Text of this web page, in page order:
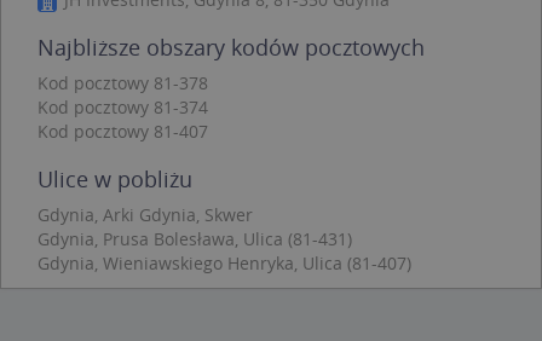
Najbliższe obszary kodów pocztowych
Kod pocztowy 81-378
Kod pocztowy 81-374
Kod pocztowy 81-407
Ulice w pobliżu
Gdynia, Arki Gdynia, Skwer
Gdynia, Prusa Bolesława, Ulica (81-431)
Gdynia, Wieniawskiego Henryka, Ulica (81-407)
Niezbędne Wydajność
Targetowanie
Funkcjonalność
Niesklasyfikowane
Niezbędne pliki cookie umożliwiają korzystanie z
podstawowych funkcji strony internetowej, takich
jak logowanie użytkownika i zarządzanie kontem.
Bez niezbędnych plików cookie nie można
Nazwa
APPSESSID .targeo.pl
CookieScriptConsent
CookieScript
1 rok 1 miesiąc